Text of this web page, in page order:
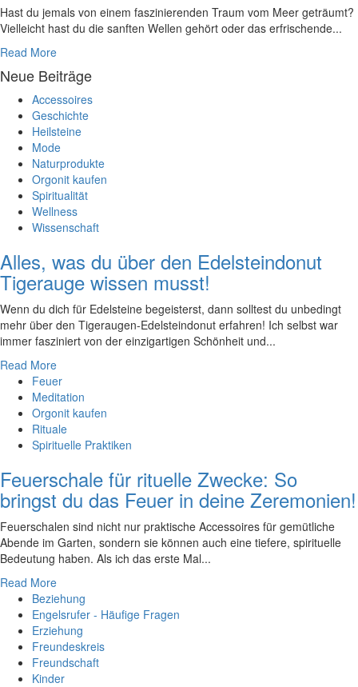
Hast du jemals von einem faszinierenden Traum vom Meer geträumt?
Vielleicht hast du die sanften Wellen gehört oder das erfrischende...
Read More
Neue Beiträge
Accessoires
Geschichte
Heilsteine
Mode
Naturprodukte
Orgonit kaufen
Spiritualität
Wellness
Wissenschaft
Alles, was du über den Edelsteindonut
Tigerauge wissen musst!
Wenn‌ du dich für Edelsteine begeisterst, dann solltest du unbedingt
mehr⁢ über den Tigeraugen-Edelsteindonut erfahren! Ich selbst war
immer fasziniert ‍von der einzigartigen Schönheit und...
Read More
Feuer
Meditation
Orgonit kaufen
Rituale
Spirituelle Praktiken
Feuerschale für rituelle Zwecke: So
bringst du das Feuer in deine Zeremonien!
Feuerschalen sind nicht nur praktische Accessoires für gemütliche
Abende im Garten, sondern sie können auch eine tiefere, spirituelle
Bedeutung haben. Als ich das erste Mal...
Read More
Beziehung
Engelsrufer - Häufige Fragen
Erziehung
Freundeskreis
Freundschaft
Kinder